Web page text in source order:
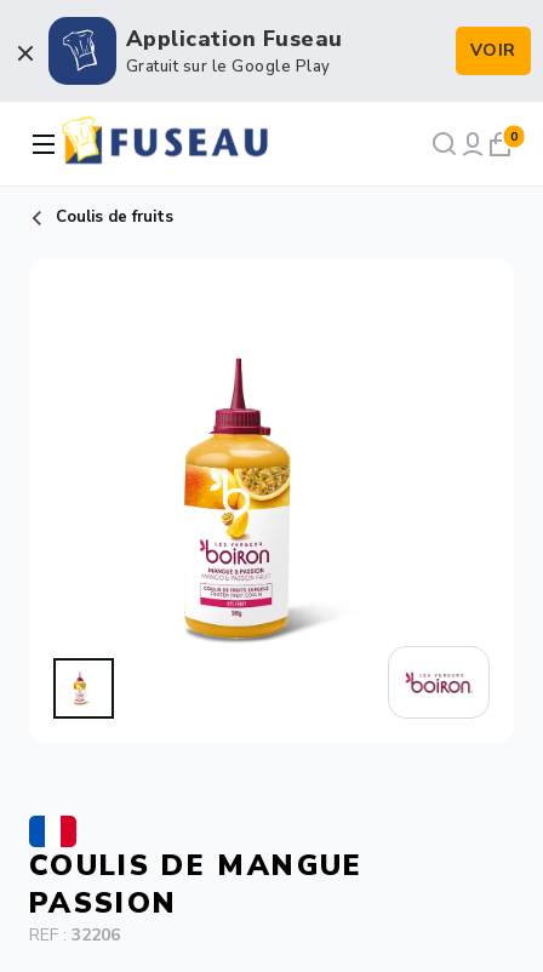
Application Fuseau
Gratuit sur le Google Play
VOIR
Boulangerie / Viennoiserie
Pâtisserie / Chocolaterie
NOTRE FORCE DE VENTE
0
Coulis de fruits
COULIS DE MANGUE
PASSION
REF : 32206